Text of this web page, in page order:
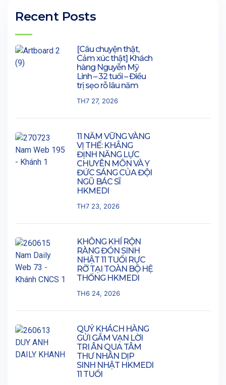
Recent Posts
[Câu chuyện thật,
Cảm xúc thật] Khách
hàng Nguyễn Mỹ
Linh – 32 tuổi – Điều
trị sẹo rỗ lâu năm
TH7 27, 2026
11 NĂM VỮNG VÀNG
VỊ THẾ: KHẲNG
ĐỊNH NĂNG LỰC
CHUYÊN MÔN VÀ Y
ĐỨC SÁNG CỦA ĐỘI
NGŨ BÁC SĨ
HKMEDI
TH7 23, 2026
KHÔNG KHÍ RỘN
RÀNG ĐÓN SINH
NHẬT 11 TUỔI RỰC
RỠ TẠI TOÀN BỘ HỆ
THỐNG HKMEDI
TH6 24, 2026
QUÝ KHÁCH HÀNG
GỬI GẮM VẠN LỜI
TRI ÂN QUA TÂM
THƯ NHÂN DỊP
SINH NHẬT HKMEDI
11 TUỔI